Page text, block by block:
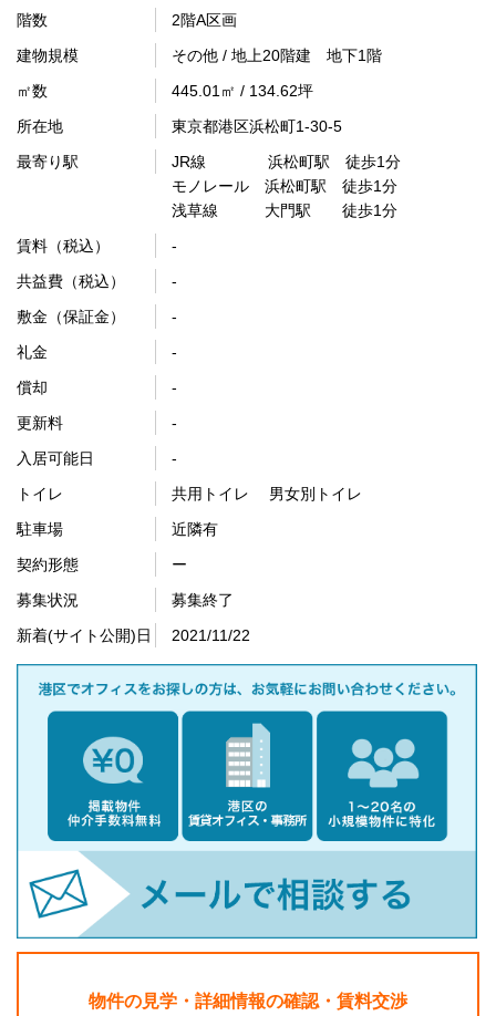
階数
2階A区画
建物規模
その他 / 地上20階建 地下1階
㎡数
445.01㎡ / 134.62坪
所在地
東京都港区浜松町1-30-5
最寄り駅
JR線 浜松町駅 徒歩1分
モノレール 浜松町駅 徒歩1分
浅草線 大門駅 徒歩1分
賃料（税込）
-
共益費（税込）
-
敷金（保証金）
-
礼金
-
償却
-
更新料
-
入居可能日
-
トイレ
共用トイレ 男女別トイレ
駐車場
近隣有
契約形態
ー
募集状況
募集終了
新着(サイト公開)日
2021/11/22
物件の見学・詳細情報の確認・賃料交渉